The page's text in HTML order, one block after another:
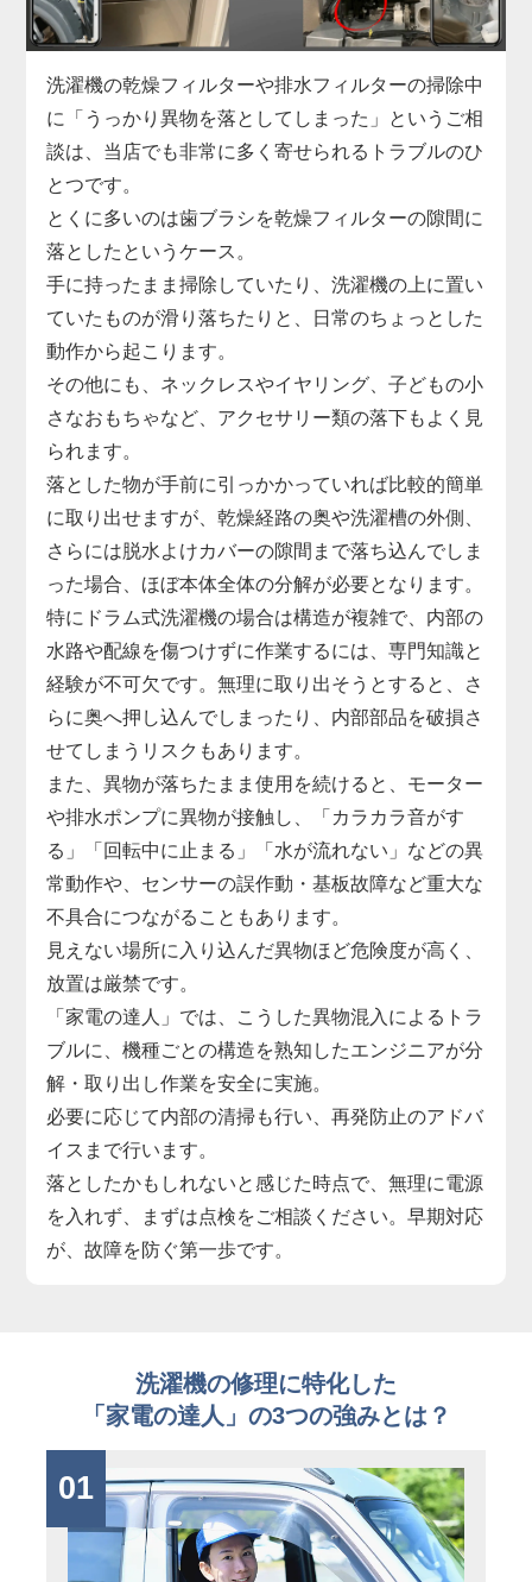
「家電の達人」では、こうした水漏れに対して洗濯
機を分解しての内部点検を実施し、漏れの原因箇所
を正確に特定。
部品の交換から再接続、シーリングの補修まで迅速
に対応します。
縦型・ドラム式問わず、各メーカーの機種に対応し
ており、最短即日での訪問も可能です。
小さな水漏れでも早めの対処が肝心。
気になる症状があれば、まずはお気軽にご相談くだ
さい。
洗濯機の乾燥フィルターや排水フィルターの掃除中
に「うっかり異物を落としてしまった」というご相
談は、当店でも非常に多く寄せられるトラブルのひ
とつです。
とくに多いのは歯ブラシを乾燥フィルターの隙間に
落としたというケース。
手に持ったまま掃除していたり、洗濯機の上に置い
ていたものが滑り落ちたりと、日常のちょっとした
動作から起こります。
その他にも、ネックレスやイヤリング、子どもの小
さなおもちゃなど、アクセサリー類の落下もよく見
られます。
落とした物が手前に引っかかっていれば比較的簡単
に取り出せますが、乾燥経路の奥や洗濯槽の外側、
さらには脱水よけカバーの隙間まで落ち込んでしま
った場合、ほぼ本体全体の分解が必要となります。
特にドラム式洗濯機の場合は構造が複雑で、内部の
水路や配線を傷つけずに作業するには、専門知識と
経験が不可欠です。無理に取り出そうとすると、さ
らに奥へ押し込んでしまったり、内部部品を破損さ
せてしまうリスクもあります。
また、異物が落ちたまま使用を続けると、モーター
や排水ポンプに異物が接触し、「カラカラ音がす
る」「回転中に止まる」「水が流れない」などの異
常動作や、センサーの誤作動・基板故障など重大な
不具合につながることもあります。
見えない場所に入り込んだ異物ほど危険度が高く、
放置は厳禁です。
「家電の達人」では、こうした異物混入によるトラ
ブルに、機種ごとの構造を熟知したエンジニアが分
解・取り出し作業を安全に実施。
必要に応じて内部の清掃も行い、再発防止のアドバ
イスまで行います。
落としたかもしれないと感じた時点で、無理に電源
を入れず、まずは点検をご相談ください。早期対応
が、故障を防ぐ第一歩です。
洗濯機の修理に特化した
「家電の達人」の3つの強みとは？
01